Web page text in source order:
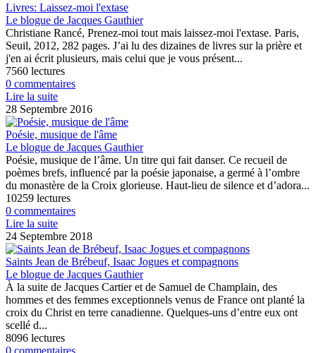
Livres: Laissez-moi l'extase
Le blogue de Jacques Gauthier
Christiane Rancé, Prenez-moi tout mais laissez-moi l'extase. Paris,
Seuil, 2012, 282 pages. J’ai lu des dizaines de livres sur la prière et
j'en ai écrit plusieurs, mais celui que je vous présent...
7560 lectures
0 commentaires
Lire la suite
28 Septembre 2016
Poésie, musique de l'âme
Le blogue de Jacques Gauthier
Poésie, musique de l’âme. Un titre qui fait danser. Ce recueil de
poèmes brefs, influencé par la poésie japonaise, a germé à l’ombre
du monastère de la Croix glorieuse. Haut-lieu de silence et d’adora...
10259 lectures
0 commentaires
Lire la suite
24 Septembre 2018
Saints Jean de Brébeuf, Isaac Jogues et compagnons
Le blogue de Jacques Gauthier
À la suite de Jacques Cartier et de Samuel de Champlain, des
hommes et des femmes exceptionnels venus de France ont planté la
croix du Christ en terre canadienne. Quelques-uns d’entre eux ont
scellé d...
8096 lectures
0 commentaires